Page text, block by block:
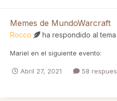
Memes de MundoWarcraft
Rocco ha respondido al
Mariel en el siguiente evento:
Abril 27, 2021 58